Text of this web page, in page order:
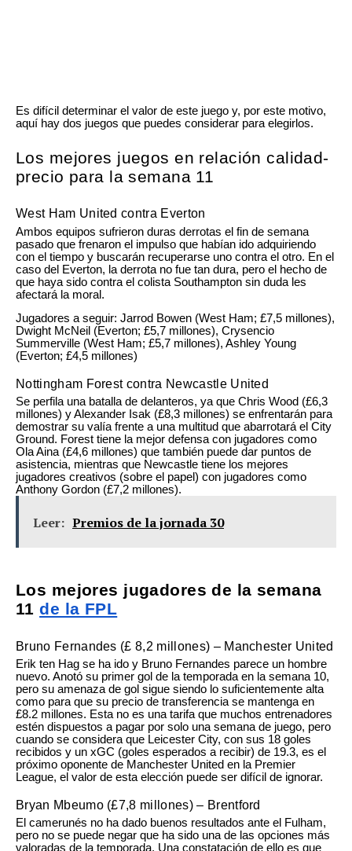
Es difícil determinar el valor de este juego y, por este motivo,
aquí hay dos juegos que puedes considerar para elegirlos.
Los mejores juegos en relación calidad-
precio para la semana 11
West Ham United contra Everton
Ambos equipos sufrieron duras derrotas el fin de semana
pasado que frenaron el impulso que habían ido adquiriendo
con el tiempo y buscarán recuperarse uno contra el otro. En el
caso del Everton, la derrota no fue tan dura, pero el hecho de
que haya sido contra el colista Southampton sin duda les
afectará la moral.
Jugadores a seguir: Jarrod Bowen (West Ham; £7,5 millones),
Dwight McNeil (Everton; £5,7 millones), Crysencio
Summerville (West Ham; £5,7 millones), Ashley Young
(Everton; £4,5 millones)
Nottingham Forest contra Newcastle United
Se perfila una batalla de delanteros, ya que Chris Wood (£6,3
millones) y Alexander Isak (£8,3 millones) se enfrentarán para
demostrar su valía frente a una multitud que abarrotará el City
Ground. Forest tiene la mejor defensa con jugadores como
Ola Aina (£4,6 millones) que también puede dar puntos de
asistencia, mientras que Newcastle tiene los mejores
jugadores creativos (sobre el papel) con jugadores como
Anthony Gordon (£7,2 millones).
Leer: Premios de la jornada 30
Los mejores jugadores de la semana
11de la FPL
Bruno Fernandes (£ 8,2 millones) – Manchester United
Erik ten Hag se ha ido y Bruno Fernandes parece un hombre
nuevo. Anotó su primer gol de la temporada en la semana 10,
pero su amenaza de gol sigue siendo lo suficientemente alta
como para que su precio de transferencia se mantenga en
£8.2 millones. Esta no es una tarifa que muchos entrenadores
estén dispuestos a pagar por solo una semana de juego, pero
cuando se considera que Leicester City, con sus 18 goles
recibidos y un xGC (goles esperados a recibir) de 19.3, es el
próximo oponente de Manchester United en la Premier
League, el valor de esta elección puede ser difícil de ignorar.
Bryan Mbeumo (£7,8 millones) – Brentford
El camerunés no ha dado buenos resultados ante el Fulham,
pero no se puede negar que ha sido una de las opciones más
valoradas de la temporada. Una constatación de ello es que